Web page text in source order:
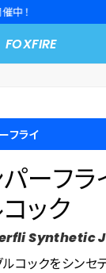
中！
FOXFIRE
フライ
ーフラ
ック
Synthetic
ルコックをシンセ